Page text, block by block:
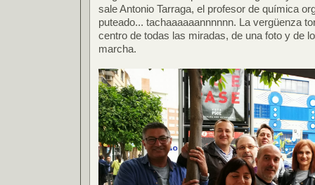
sale Antonio Tarraga, el profesor de química
puteado... tachaaaaaannnnnn. La vergüenza
centro de todas las miradas, de una foto y de
marcha.